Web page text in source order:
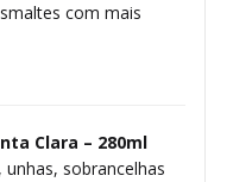
com mais
Clara – 280ml
sobrancelhas